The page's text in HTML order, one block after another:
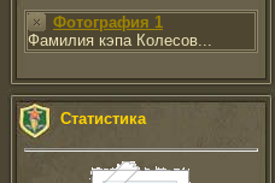
Фотография 1
Фамилия кэпа Колесов...
Статистика